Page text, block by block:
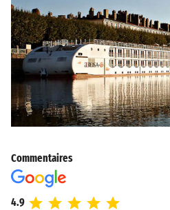
Commentaires
4.9